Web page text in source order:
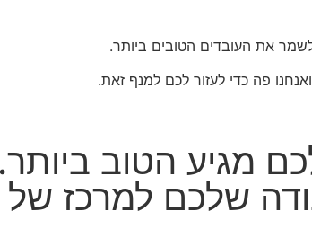
את העובדים הטובים ביותר.
פה כדי לעזור לכם למנף זאת.
מגיע הטוב
שלכם למרכז של